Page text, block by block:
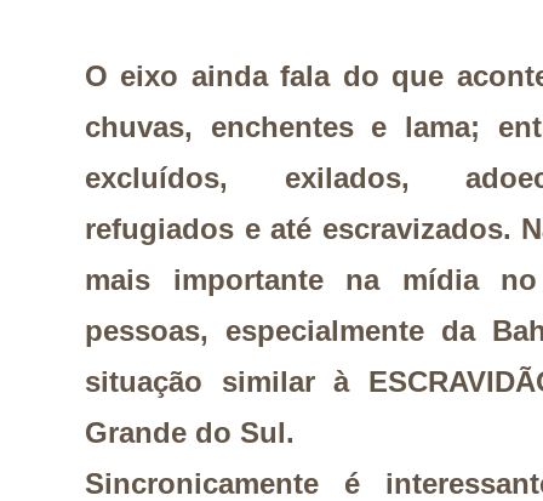
O eixo ainda fala do que
chuvas, enchentes e lama;
excluídos, exilados,
refugiados e até escravizados.
mais importante na mídia
pessoas, especialmente da
situação similar à
Grande do Sul.
Sincronicamente é